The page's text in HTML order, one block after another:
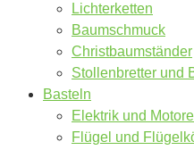
Lichterketten
Baumschmuck
Christbaumständer
Stollenbretter und
Basteln
Elektrik und
Flügel und